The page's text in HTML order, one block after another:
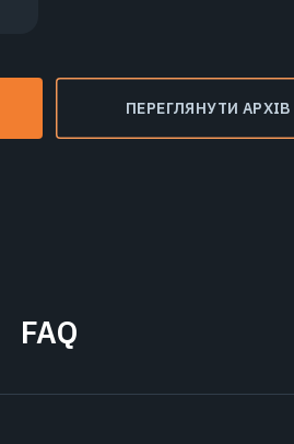
ПЕРЕГЛЯНУТИ АРХІВ
FAQ